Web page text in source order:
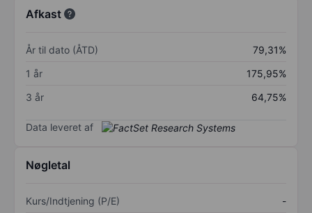
Afkast
År til dato (ÅTD)
79,31%
1 år
175,95%
3 år
64,75%
Data leveret af
Nøgletal
Kurs/Indtjening (P/E)
-